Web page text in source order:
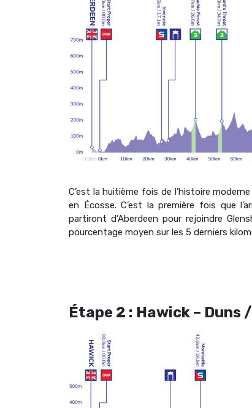
C’est la huitième fois de l’histoire
en Écosse. C’est la première fois que
partiront d’Aberdeen pour rejoindre
pourcentage moyen sur les 5 derniers
Étape 2 : Hawick – Duns